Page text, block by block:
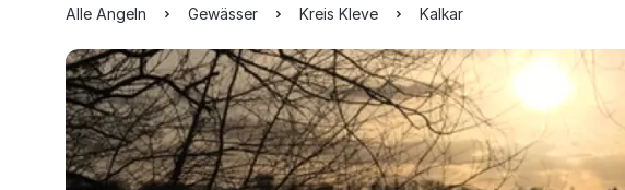
Alle Angeln Gewässer Kreis Kleve Kalkar